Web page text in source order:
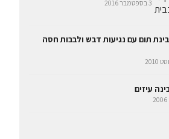
3 בספטמבר 2016
תום עם נגיעות דבש ולבבות חסה
עיזים